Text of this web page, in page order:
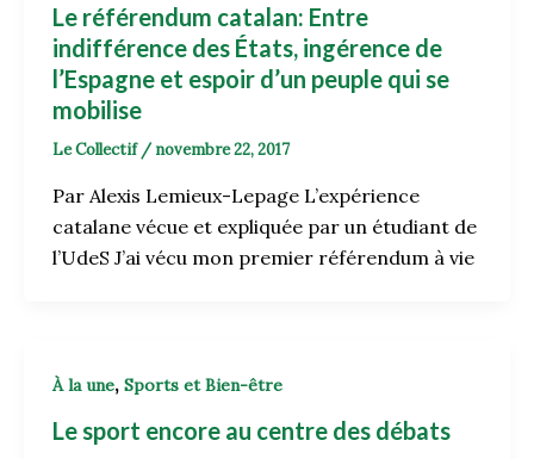
Le référendum catalan: Entre
indifférence des États, ingérence de
l’Espagne et espoir d’un peuple qui se
mobilise
Le Collectif / novembre 22, 2017
Par Alexis Lemieux-Lepage L’expérience
catalane vécue et expliquée par un étudiant de
l’UdeS J’ai vécu mon premier référendum à vie
À la une, Sports et Bien-être
Le sport encore au centre des débats